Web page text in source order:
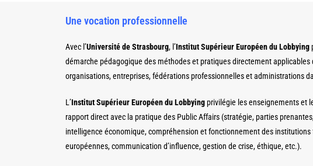
Une vocation professionnelle
Avec l’Université de Strasbourg, l’Institut Supérieur Européen du Lobbying
démarche pédagogique des méthodes et pratiques directement applicables
organisations, entreprises, fédérations professionnelles et administrations
L’Institut Supérieur Européen du Lobbyingprivilégie les enseignements et
rapport direct avec la pratique des Public Affairs (stratégie, parties
intelligence économique, compréhension et fonctionnement des institutions
européennes, communication d’influence, gestion de crise, éthique, etc.).